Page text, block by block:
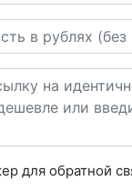
для обратной